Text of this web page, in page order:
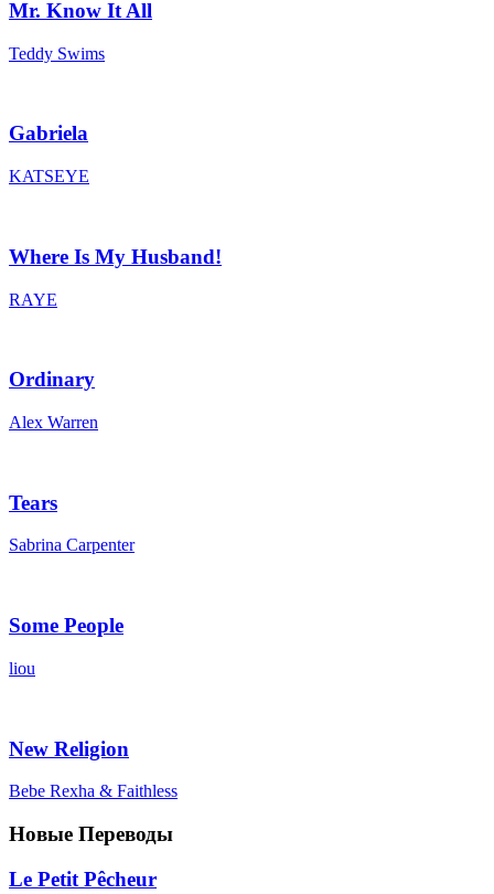
Mr. Know It All
Teddy Swims
Gabriela
KATSEYE
Where Is My Husband!
RAYE
Ordinary
Alex Warren
Tears
Sabrina Carpenter
Some People
liou
New Religion
Bebe Rexha & Faithless
Новые Переводы
Le Petit Pêcheur